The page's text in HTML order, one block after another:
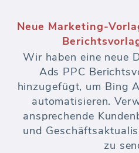
Neue Marketing-
Wir haben eine neue
Ads PPC
hinzugefügt, um Bing
automatisieren.
ansprechende
und
zu